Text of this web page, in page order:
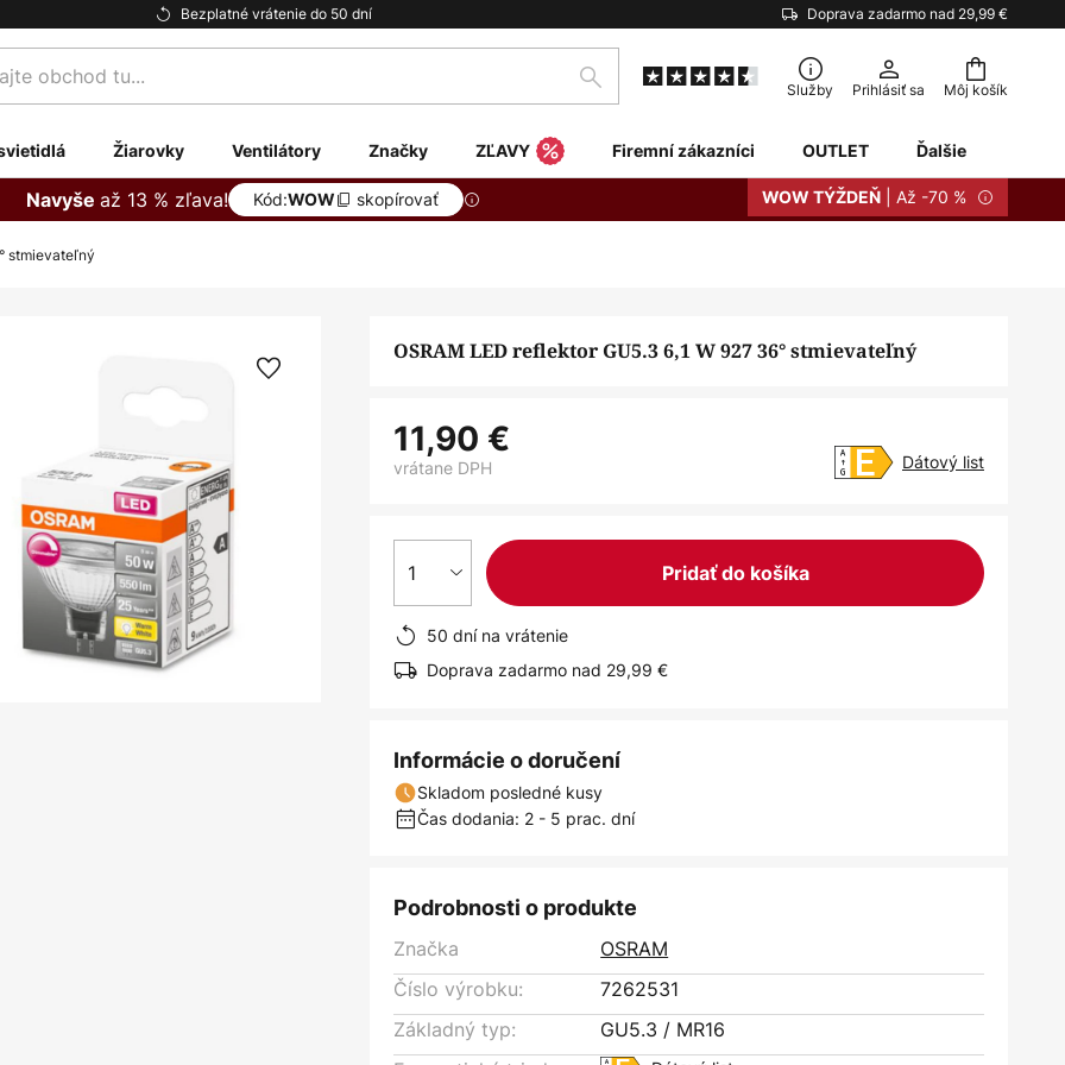
Bezplatné vrátenie do 50 dní Doprava zadarmo nad 29,99 €
Môj košík
Hľadať Služby Prihlásiť sa
Žiarovky Ventilátory Značky ZĽAVY Firemní zákazníci OUTLET Ďalšie
Navyše až 13 % zľava! Kód:WOW skopírovať WOW TÝŽDEŇ | Až -70 %
stmievateľný
OSRAM LED reflektor GU5.3 6,1 W 927 36° stmievateľný
11,90 €
vrátane DPH Dátový list
1 Pridať do košíka
50 dní na vrátenie
Doprava zadarmo nad 29,99 €
Informácie o doručení
Skladom posledné kusy
Čas dodania: 2 - 5 prac. dní
Podrobnosti o produkte
Značka
OSRAM
Číslo výrobku:
7262531
Základný typ:
GU5.3 / MR16